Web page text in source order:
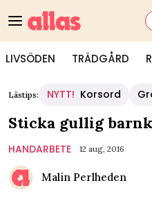
LIVSÖDEN TRÄDGÅRD
Lästips: NYTT! Korsord
Sticka gullig
HANDARBETE 12 aug, 2016
Malin Perlheden